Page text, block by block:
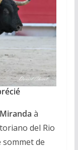
à
del Rio
de